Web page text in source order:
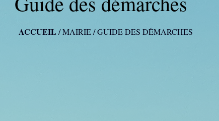
ACCUEIL /MAIRIE/GUIDE DES DÉMARCHES